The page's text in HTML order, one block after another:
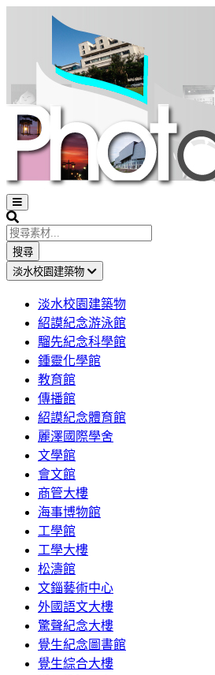
Open
sidebar
Search
搜尋
淡水校園建築物
淡水校園建築物
紹謨紀念游泳館
騮先紀念科學館
鍾靈化學館
教育館
傳播館
紹謨紀念體育館
麗澤國際學舍
文學館
會文館
商管大樓
海事博物館
工學館
工學大樓
松濤館
文錙藝術中心
外國語文大樓
驚聲紀念大樓
覺生紀念圖書館
覺生綜合大樓